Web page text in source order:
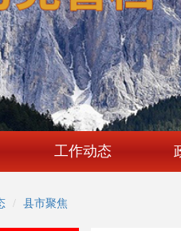
工作动态
县市聚焦